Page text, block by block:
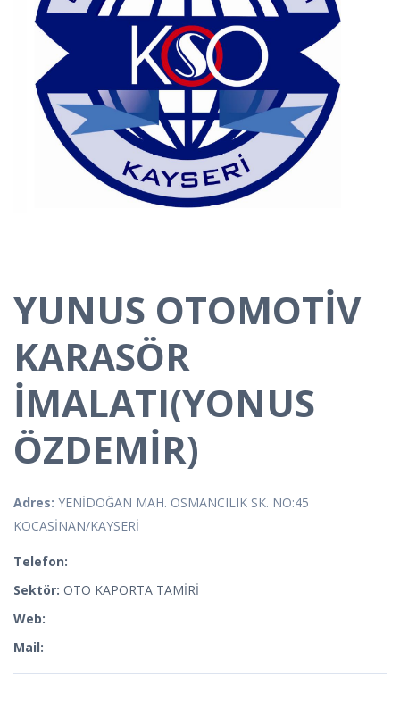
YUNUS OTOMOTİV
KARASÖR
İMALATI(YONUS
ÖZDEMİR)
Adres: YENİDOĞAN MAH. OSMANCILIK SK. NO:45
KOCASİNAN/KAYSERİ
Telefon:
Sektör: OTO KAPORTA TAMİRİ
Web:
Mail: